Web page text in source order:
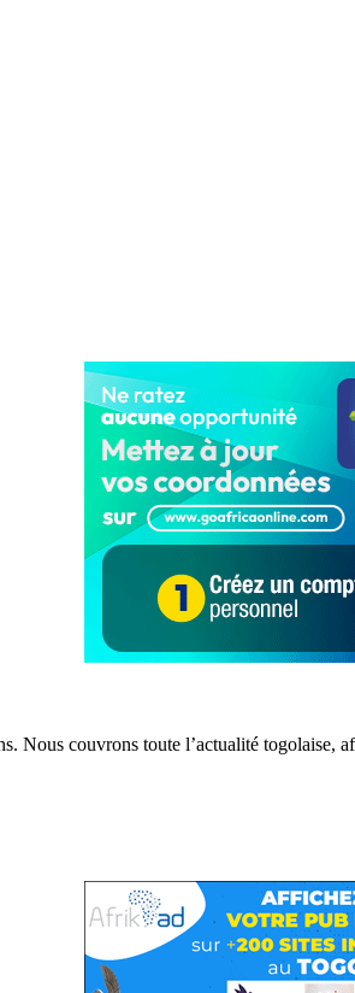
Nous couvrons toute l’actualité togolaise,